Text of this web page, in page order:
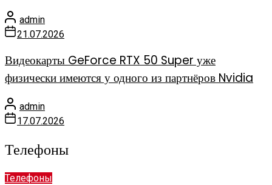
admin
21.07.2026
Видеокарты GeForce RTX 50 Super уже
физически имеются у одного из партнёров Nvidia
admin
17.07.2026
Телефоны
Телефоны